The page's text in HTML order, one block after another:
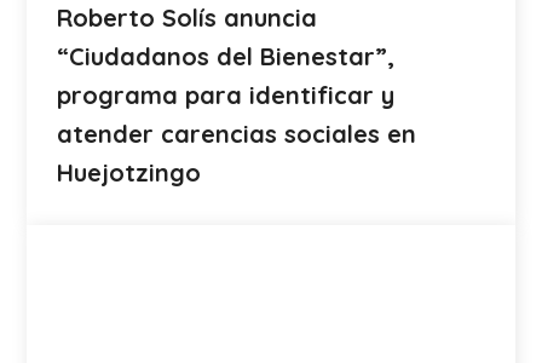
Roberto Solís anuncia
“Ciudadanos del Bienestar”,
programa para identificar y
atender carencias sociales en
Huejotzingo